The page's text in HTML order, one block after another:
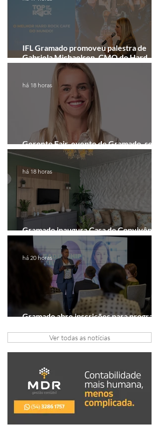
IFL Gramado promoveu palestra de
Gabriela Michaelsen, CMO do Hard
Rock Cafe Gramado
Geronto Fair, evento de Gramado, será
realizada em formato digital
há 18 horas
Gramado inaugura Casa de Convivência
dedicada às mulheres
há 18 horas
Gramado abre inscrições para programa
há 20 horas
Ver todas as notícias